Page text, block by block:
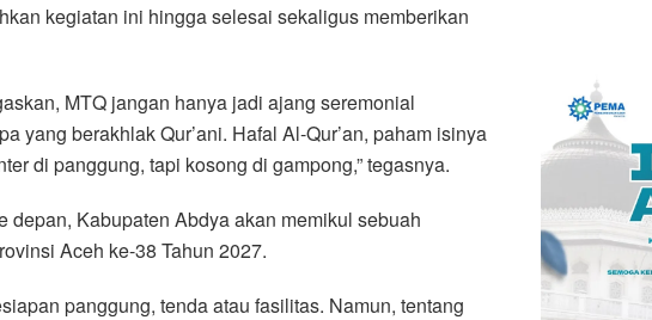
kegiatan ini hingga selesai sekaligus memberikan
MTQ jangan hanya jadi ajang seremonial
yang berakhlak Qur’ani. Hafal Al-Qur’an, paham isinya
di panggung, tapi kosong di gampong,” tegasnya.
Kabupaten Abdya akan memikul sebuah
Aceh ke-38 Tahun 2027.
panggung, tenda atau fasilitas. Namun, tentang